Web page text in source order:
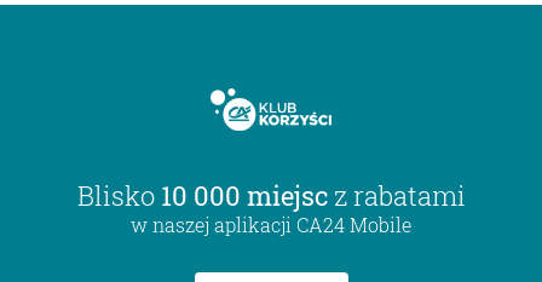
Blisko 10 000 miejsc z rabatami
w naszej aplikacji CA24 Mobile